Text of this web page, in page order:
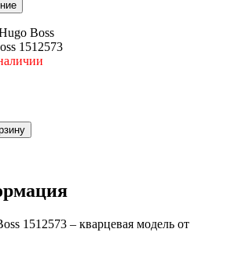
Boss
1512573
1512573 – кварцевая модель от